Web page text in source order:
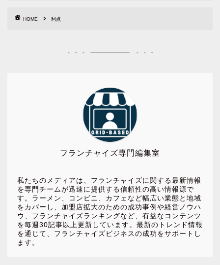
HOME 利点
フランチャイズ専門編集室
私たちのメディアは、フランチャイズに関する最新情報
を専門チームが迅速に提供する信頼性の高い情報源で
す。ラーメン、コンビニ、カフェなど幅広い業態と地域
をカバーし、加盟店拡大のための成功事例や経営ノウハ
ウ、フランチャイズランキングなど、有益なコンテンツ
を毎週30記事以上更新しています。最新のトレンド情報
を通じて、フランチャイズビジネスの成功をサポートし
ます。